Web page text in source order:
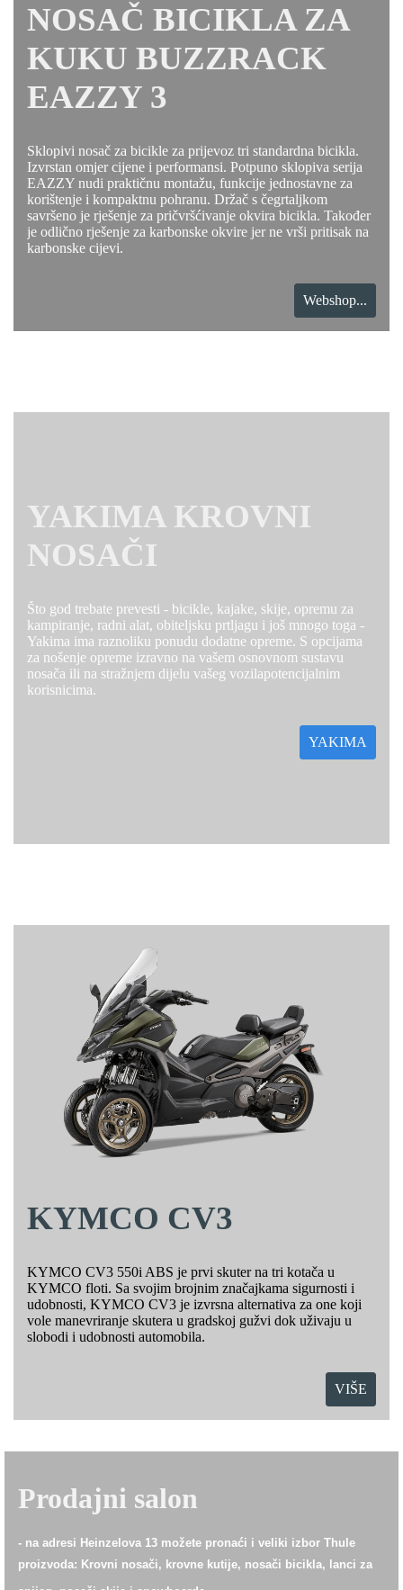
NOSAČ BICIKLA ZA
KUKU BUZZRACK
EAZZY 3
Sklopivi nosač za bicikle za prijevoz tri standardna bicikla.
Izvrstan omjer cijene i performansi. Potpuno sklopiva serija
EAZZY nudi praktičnu montažu, funkcije jednostavne za
korištenje i kompaktnu pohranu. Držač s čegrtaljkom
savršeno je rješenje za pričvršćivanje okvira bicikla. Također
je odlično rješenje za karbonske okvire jer ne vrši pritisak na
karbonske cijevi.
Webshop...
YAKIMA KROVNI
NOSAČI
Što god trebate prevesti - bicikle, kajake, skije, opremu za
kampiranje, radni alat, obiteljsku prtljagu i još mnogo toga -
Yakima ima raznoliku ponudu dodatne opreme. S opcijama
za nošenje opreme izravno na vašem osnovnom sustavu
nosača ili na stražnjem dijelu vašeg vozilapotencijalnim
korisnicima.
YAKIMA
KYMCO CV3
KYMCO CV3 550i ABS je prvi skuter na tri kotača u
KYMCO floti. Sa svojim brojnim značajkama sigurnosti i
udobnosti, KYMCO CV3 je izvrsna alternativa za one koji
vole manevriranje skutera u gradskoj gužvi dok uživaju u
slobodi i udobnosti automobila.
VIŠE
Prodajni salon
- na adresi Heinzelova 13 možete pronaći i veliki izbor Thule
proizvoda: Krovni nosači, krovne kutije, nosači bicikla, lanci za